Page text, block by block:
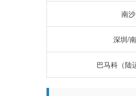
南沙
深圳/
巴马科（陆